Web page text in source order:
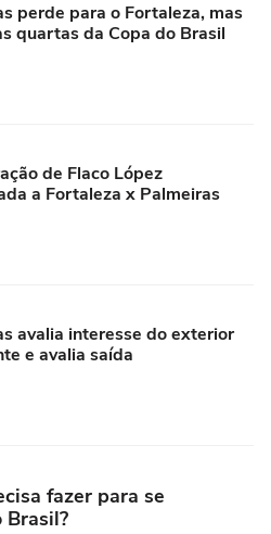
perde para o Fortaleza, mas
quartas da Copa do Brasil
de Flaco López
a Fortaleza x Palmeiras
avalia interesse do exterior
e avalia saída
fazer para se
Brasil?